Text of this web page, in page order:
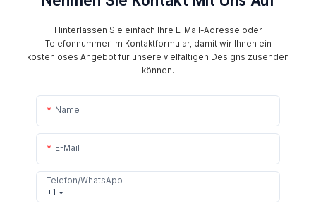
Hinterlassen Sie einfach Ihre E-Mail-Adresse oder
Telefonnummer im Kontaktformular, damit wir Ihnen ein
kostenloses Angebot für unsere vielfältigen Designs zusenden
können.
Name
E-Mail
+1
Telefon/WhatsApp